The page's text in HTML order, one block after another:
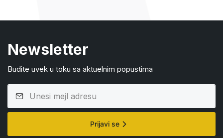
Newsletter
Budite uvek u toku sa aktuelnim popustima
Prijavi se